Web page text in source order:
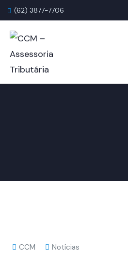
(62) 3877-7706
CCM Notícias